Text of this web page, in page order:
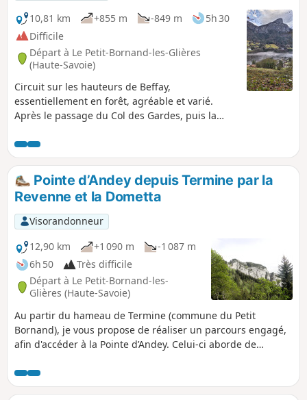
10,81 km
+855 m -849 m
5h 30
Difficile
Départ à Le Petit-Bornand-les-Glières
(Haute-Savoie)
Circuit sur les hauteurs de Beffay,
essentiellement en forêt, agréable et varié.
Après le passage du Col des Gardes, puis la
atteindrez un col assez ardu, celui du Pacheux.
Le sentier continue ensuite de grimper jusqu'au
petit hameau de la Combe de Bellajoux. Vous
vous dirigerez ensuite vers l'Envers des
Sambuis où débute la descente et le retour vers
Beffay.
Pointe d’Andey depuis Termine par la
Revenne et la Dometta
Visorandonneur
12,90 km
+1 090 m
-1 087 m
6h 50
Très difficile
Départ à Le Petit-Bornand-les-
Glières (Haute-Savoie)
Au partir du hameau de Termine (commune du Petit
Bornand), je vous propose de réaliser un parcours engagé,
afin d'accéder à la Pointe d’Andey. Celui-ci aborde de
possible de croiser quelques bouquetins. Attention : une
difficulté importante est rencontrée dans le secteur de la